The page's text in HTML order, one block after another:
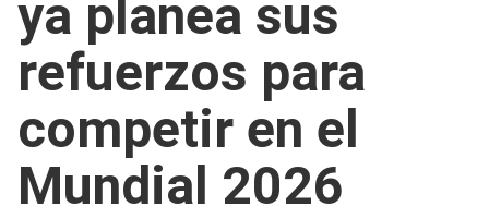
ya planea sus
refuerzos para
competir en el
Mundial 2026